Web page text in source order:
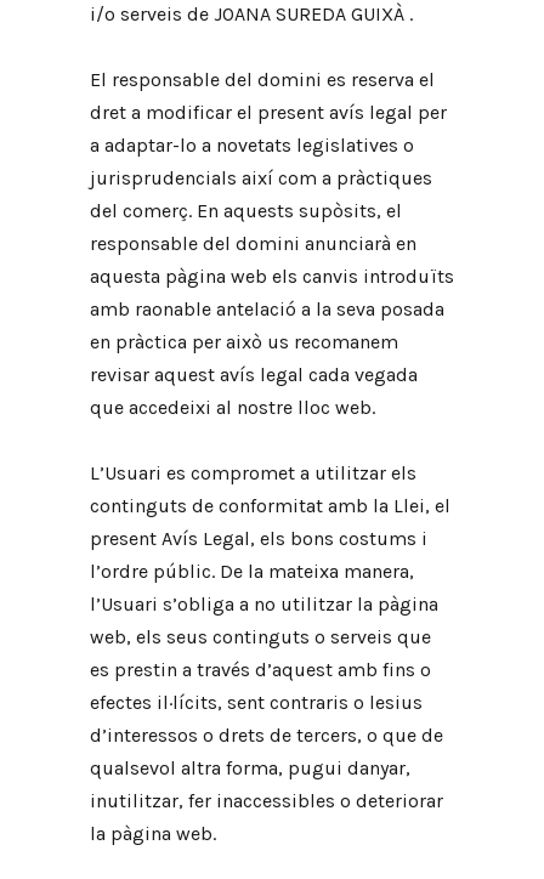
i/o serveis de JOANA SUREDA GUIXÀ .
El responsable del domini es reserva el
dret a modificar el present avís legal per
a adaptar-lo a novetats legislatives o
jurisprudencials així com a pràctiques
del comerç. En aquests supòsits, el
responsable del domini anunciarà en
aquesta pàgina web els canvis introduïts
amb raonable antelació a la seva posada
en pràctica per això us recomanem
revisar aquest avís legal cada vegada
que accedeixi al nostre lloc web.
L’Usuari es compromet a utilitzar els
continguts de conformitat amb la Llei, el
present Avís Legal, els bons costums i
l’ordre públic. De la mateixa manera,
l’Usuari s’obliga a no utilitzar la pàgina
web, els seus continguts o serveis que
es prestin a través d’aquest amb fins o
efectes il·lícits, sent contraris o lesius
d’interessos o drets de tercers, o que de
qualsevol altra forma, pugui danyar,
inutilitzar, fer inaccessibles o deteriorar
la pàgina web.